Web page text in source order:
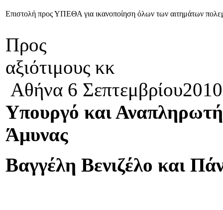
Επιστολή προς ΥΠΕΘΑ για ικανοποίηση όλων των αιτημάτων
Προς
Αθήνα 6 Σεπτεμβρίου2010
Υπουργό και
Άμυνας
Βαγγέλη Βενιζέλο και